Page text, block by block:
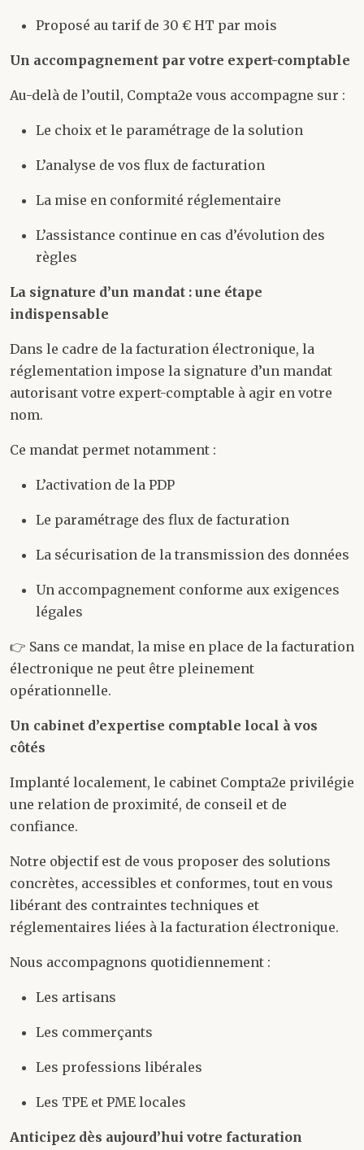
Proposé au tarif de 30 € HT par mois
Un accompagnement par votre expert-comptable
Au-delà de l’outil, Compta2e vous accompagne sur :
Le choix et le paramétrage de la solution
L’analyse de vos flux de facturation
La mise en conformité réglementaire
L’assistance continue en cas d’évolution des
règles
La signature d’un mandat : une étape
indispensable
Dans le cadre de la facturation électronique, la
réglementation impose la signature d’un mandat
autorisant votre expert-comptable à agir en votre
nom.
Ce mandat permet notamment :
L’activation de la PDP
Le paramétrage des flux de facturation
La sécurisation de la transmission des données
Un accompagnement conforme aux exigences
légales
👉 Sans ce mandat, la mise en place de la facturation
électronique ne peut être pleinement
opérationnelle.
Un cabinet d’expertise comptable local à vos
côtés
Implanté localement, le cabinet Compta2e privilégie
une relation de proximité, de conseil et de
confiance.
Notre objectif est de vous proposer des solutions
concrètes, accessibles et conformes, tout en vous
libérant des contraintes techniques et
réglementaires liées à la facturation électronique.
Nous accompagnons quotidiennement :
Les artisans
Les commerçants
Les professions libérales
Les TPE et PME locales
Anticipez dès aujourd’hui votre facturation